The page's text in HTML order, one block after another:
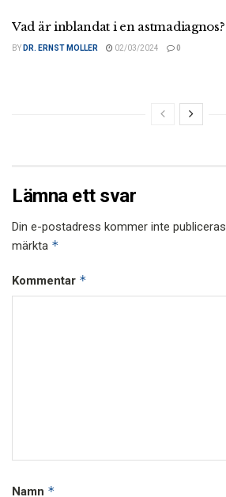
Vad är inblandat i en astmadiagnos?
BY DR. ERNST MOLLER 02/03/2024 0
Lämna ett svar
Din e-postadress kommer inte publiceras.
märkta *
Kommentar *
Namn *